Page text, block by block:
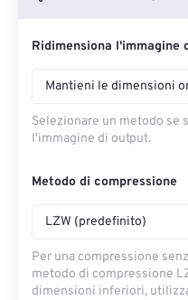
Ridimensiona l'immagine
Mantieni le dimensioni
Selezionare un metodo se
l'immagine di output.
Metodo di compressione
LZW (predefinito)
Per una compressione
metodo di compressione
dimensioni inferiori,